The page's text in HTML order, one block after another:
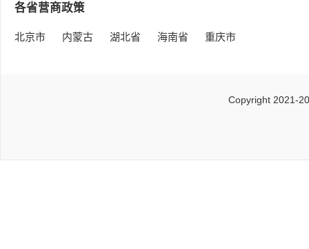
各省营商政策
北京市 内蒙古 湖北省 海南省 重庆市
Copyright 2021-